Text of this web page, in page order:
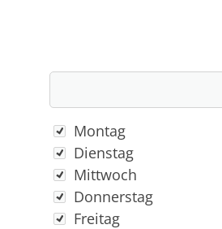
Wochentag
Montag
Dienstag
Mittwoch
Donnerstag
Freitag